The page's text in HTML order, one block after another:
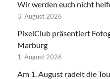
Wir werden euch nicht
3. August 2026
PixelClub präsentiert
Marburg
1. August 2026
Am 1. August radelt die